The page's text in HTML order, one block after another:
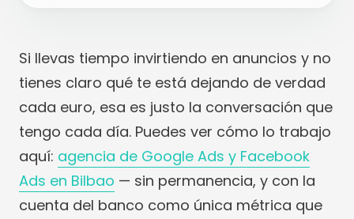
Si llevas tiempo invirtiendo en anuncios y no
tienes claro qué te está dejando de verdad
cada euro, esa es justo la conversación que
tengo cada día. Puedes ver cómo lo trabajo
aquí: agencia de Google Ads y Facebook
Ads en Bilbao — sin permanencia, y con la
cuenta del banco como única métrica que